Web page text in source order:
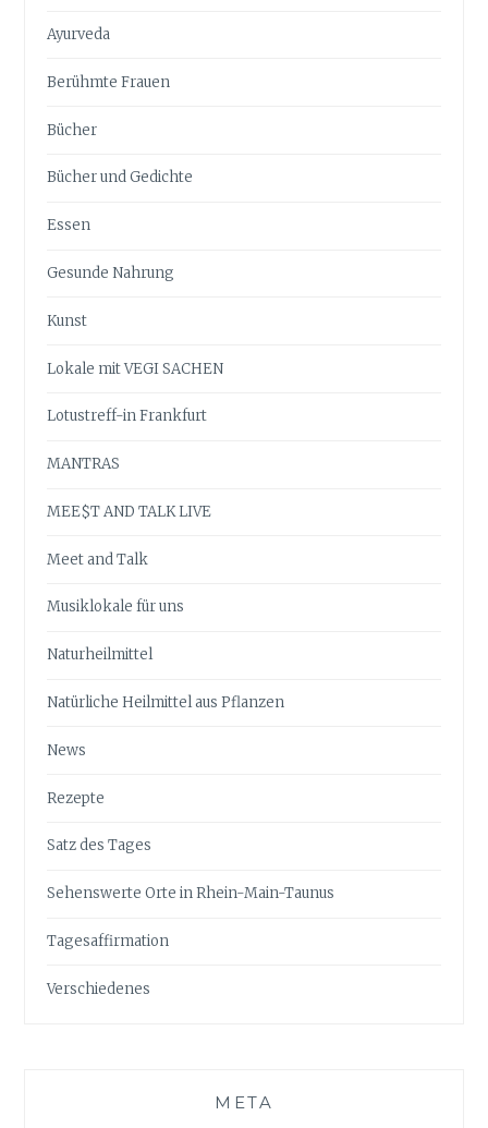
Ayurveda
Berühmte Frauen
Bücher
Bücher und Gedichte
Essen
Gesunde Nahrung
Kunst
Lokale mit VEGI SACHEN
Lotustreff-in Frankfurt
MANTRAS
MEE$T AND TALK LIVE
Meet and Talk
Musiklokale für uns
Naturheilmittel
Natürliche Heilmittel aus Pflanzen
News
Rezepte
Satz des Tages
Sehenswerte Orte in Rhein-Main-Taunus
Tagesaffirmation
Verschiedenes
META